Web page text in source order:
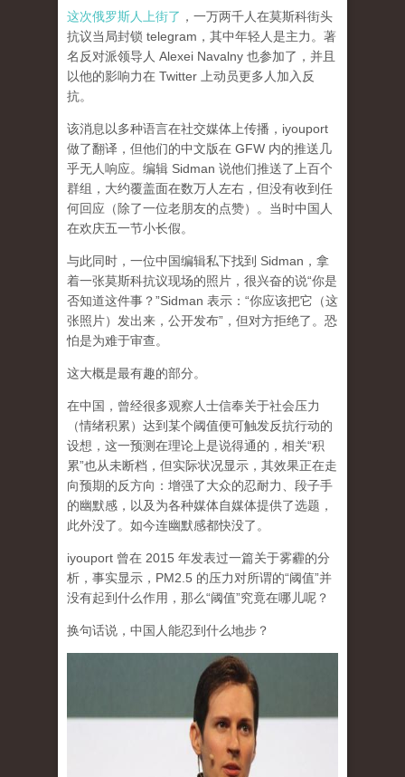
这次俄罗斯人上街了 ，一万两千人在莫斯科街头
抗议当局封锁 telegram，其中年轻人是主力。著
名反对派领导人 Alexei Navalny 也参加了，并且
以他的影响力在 Twitter 上动员更多人加入反
抗。
该消息以多种语言在社交媒体上传播，iyouport
做了翻译，但他们的中文版在 GFW 内的推送几
乎无人响应。编辑 Sidman 说他们推送了上百个
群组，大约覆盖面在数万人左右，但没有收到任
何回应（除了一位老朋友的点赞）。当时中国人
在欢庆五一节小长假。
与此同时，一位中国编辑私下找到 Sidman，拿
着一张莫斯科抗议现场的照片，很兴奋的说“你是
否知道这件事？”Sidman 表示：“你应该把它（这
张照片）发出来，公开发布”，但对方拒绝了。恐
怕是为难于审查。
这大概是最有趣的部分。
在中国，曾经很多观察人士信奉关于社会压力
（情绪积累）达到某个阈值便可触发反抗行动的
设想，这一预测在理论上是说得通的，相关“积
累”也从未断档，但实际状况显示，其效果正在走
向预期的反方向：增强了大众的忍耐力、段子手
的幽默感，以及为各种媒体自媒体提供了选题，
此外没了。如今连幽默感都快没了。
iyouport 曾在 2015 年发表过一篇关于雾霾的分
析，事实显示，PM2.5 的压力对所谓的“阈值”并
没有起到什么作用，那么“阈值”究竟在哪儿呢？
换句话说，中国人能忍到什么地步？